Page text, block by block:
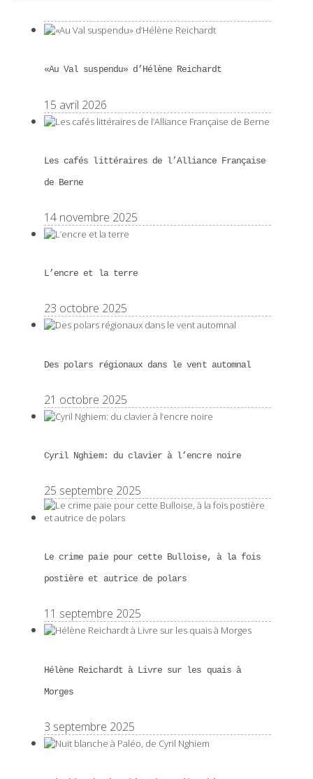
«Au Val suspendu» d’Hélène Reichardt
15 avril 2026
Les cafés littéraires de l’Alliance Française
de Berne
14 novembre 2025
L’encre et la terre
23 octobre 2025
Des polars régionaux dans le vent automnal
21 octobre 2025
Cyril Nghiem: du clavier à l’encre noire
25 septembre 2025
Le crime paie pour cette Bulloise, à la fois
postière et autrice de polars
11 septembre 2025
Hélène Reichardt à Livre sur les quais à
Morges
3 septembre 2025